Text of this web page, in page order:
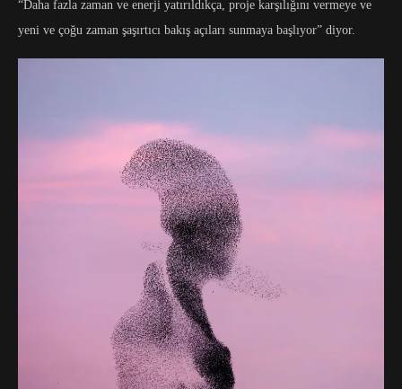
“Daha fazla zaman ve enerji yatırıldıkça, proje karşılığını vermeye ve
yeni ve çoğu zaman şaşırtıcı bakış açıları sunmaya başlıyor” diyor.